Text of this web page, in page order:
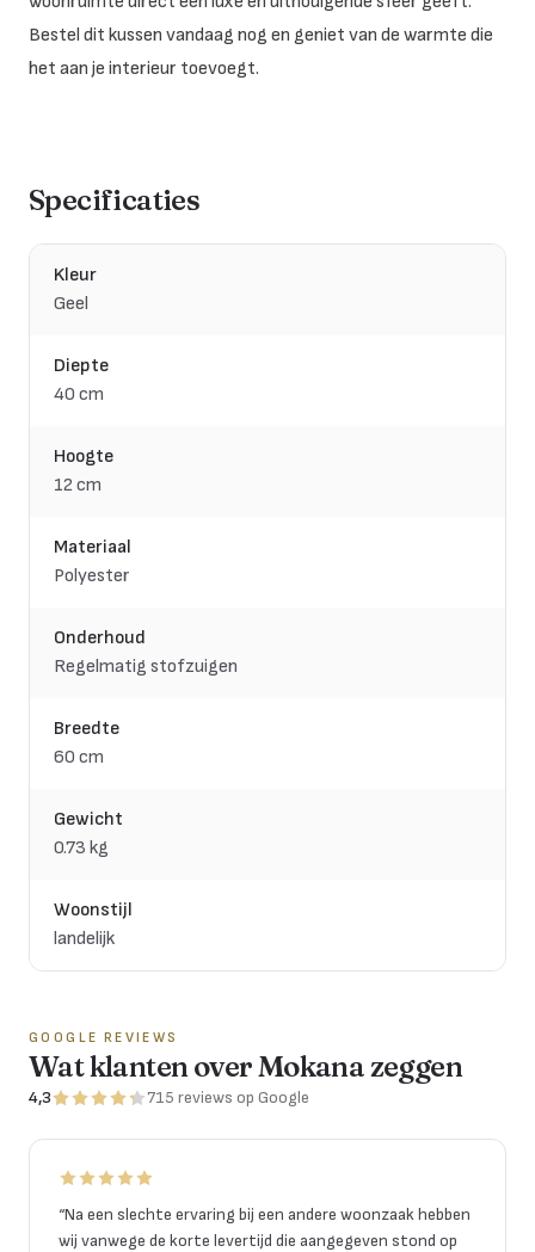
Bestel dit kussen vandaag nog en geniet van de warmte die
het aan je interieur toevoegt.
Specificaties
Kleur
Geel
Diepte
40 cm
Hoogte
12 cm
Materiaal
Polyester
Onderhoud
Regelmatig stofzuigen
Breedte
60 cm
Gewicht
0.73 kg
Woonstijl
landelijk
GOOGLE REVIEWS
Wat klanten over Mokana zeggen
4,3 715 reviews op Google
“Na een slechte ervaring bij een andere woonzaak hebben
wij vanwege de korte levertijd die aangegeven stond op